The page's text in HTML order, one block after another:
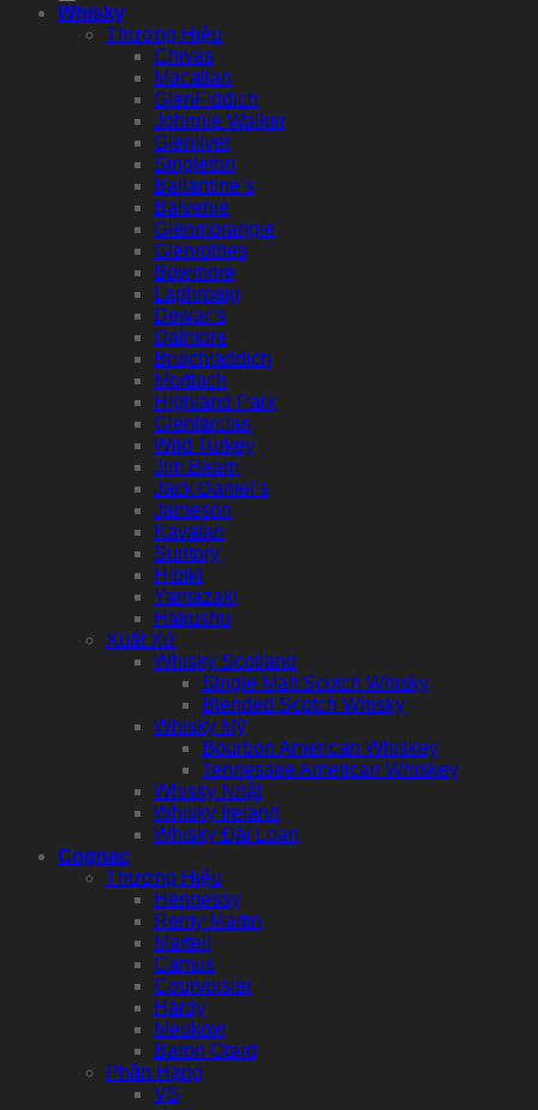
Whisky
Thương Hiệu
Chivas
Macallan
GlenFiddich
Johnnie Walker
Glenlivet
Singleton
Ballantine’s
Balvenie
Glenmorangie
Glenrothes
Bowmore
Laphroaig
Dewar’s
Dalmore
Bruichladdich
Mortlach
Highland Park
Glenfarclas
Wild Turkey
Jim Beam
Jack Daniel’s
Jameson
Kavalan
Suntory
Hibiki
Yamazaki
Hakushu
Xuất Xứ
Whisky Scotland
Single Malt Scotch Whisky
Blended Scotch Whisky
Whisky Mỹ
Bourbon American Whiskey
Tennessee American Whiskey
Whisky Nhật
Whisky Ireland
Whisky Đài Loan
Cognac
Thương Hiệu
Hennessy
Remy Martin
Martell
Camus
Courvoisier
Hardy
Meukow
Baron Otard
Phân Hạng
VS